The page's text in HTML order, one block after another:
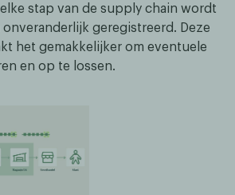
stap van de supply chain wordt
geregistreerd. Deze
het gemakkelijker om eventuele
en op te lossen.